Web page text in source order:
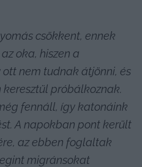
csökkent, ennek
oka, hiszen a
nem tudnak átjönni, és
próbálkoznak.
fennáll, így katonáink
A napokban pont került
az ebben foglaltak
migránsokat